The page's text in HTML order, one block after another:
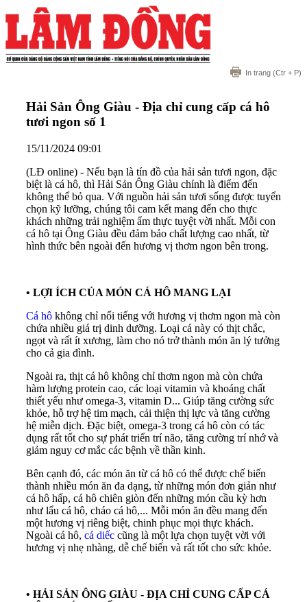
In trang (Ctr + P)
Hải Sản Ông Giàu - Địa chỉ cung cấp cá hô
tươi ngon số 1
15/11/2024 09:01
(LĐ online) - Nếu bạn là tín đồ của hải sản tươi ngon, đặc
biệt là cá hô, thì Hải Sản Ông Giàu chính là điểm đến
không thể bỏ qua. Với nguồn hải sản tươi sống được tuyển
chọn kỹ lưỡng, chúng tôi cam kết mang đến cho thực
khách những trải nghiệm ẩm thực tuyệt vời nhất. Mỗi con
cá hô tại Ông Giàu đều đảm bảo chất lượng cao nhất, từ
hình thức bên ngoài đến hương vị thơm ngon bên trong.
• LỢI ÍCH CỦA MÓN CÁ HÔ MANG LẠI
Cá hô không chỉ nổi tiếng với hương vị thơm ngon mà còn
chứa nhiều giá trị dinh dưỡng. Loại cá này có thịt chắc,
ngọt và rất ít xương, làm cho nó trở thành món ăn lý tưởng
cho cả gia đình.
Ngoài ra, thịt cá hô không chỉ thơm ngon mà còn chứa
hàm lượng protein cao, các loại vitamin và khoáng chất
thiết yếu như omega-3, vitamin D... Giúp tăng cường sức
khỏe, hỗ trợ hệ tim mạch, cải thiện thị lực và tăng cường
hệ miễn dịch. Đặc biệt, omega-3 trong cá hô còn có tác
dụng rất tốt cho sự phát triển trí não, tăng cường trí nhớ và
giảm nguy cơ mắc các bệnh về thần kinh.
Bên cạnh đó, các món ăn từ cá hô có thể được chế biến
thành nhiều món ăn đa dạng, từ những món đơn giản như
cá hô hấp, cá hô chiên giòn đến những món cầu kỳ hơn
như lẩu cá hô, cháo cá hô,... Mỗi món ăn đều mang đến
một hương vị riêng biệt, chinh phục mọi thực khách.
Ngoài cá hô, cá diếc cũng là một lựa chọn tuyệt vời với
hương vị nhẹ nhàng, dễ chế biến và rất tốt cho sức khỏe.
• HẢI SẢN ÔNG GIÀU - ĐỊA CHỈ CUNG CẤP CÁ